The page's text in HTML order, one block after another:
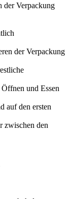
der Verpackung
der Verpackung
und Essen
auf den ersten
zwischen den